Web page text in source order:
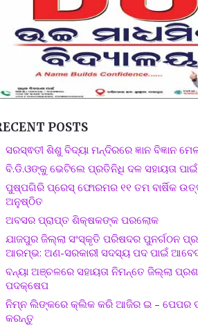
POSTS
ସରସ୍ଵତୀ ଶିଶୁ ବିଦ୍ୟା ମନ୍ଦିରରେ ଜ୍ଞାନ ବିଜ୍ଞାନ
ବି.ଡି.ଓଙ୍କୁ ଭେଟିଲେ ପ୍ରତିନିଧି ଦଳ ସହାୟତା ପାଇଁ
ପୁଷ୍ପଗିରି ପ୍ରେସ୍ ଫୋରମର ୧୧ ତମ ବାର୍ଷିକ
ଅନୁଷ୍ଠିତ
ଅବସର ପ୍ରାପ୍ତ ଶିକ୍ଷକଙ୍କ ପରଲୋକ
ଯାଜପୁର ଜିଲ୍ଲା ସଂସ୍କୃତି ପରିଷଦର ପୁନର୍ଗଠନ
ଆରମ୍ଭ: ଅଣ-ସରକାରୀ ସଦସ୍ୟ ପଦ ପାଇଁ
ବନ୍ୟା ଅଞ୍ଚଳରେ ସହାୟତା ନିମନ୍ତେ ଜିଲ୍ଲା
ପଦକ୍ଷେପ
ନିମ୍ନ ଲିଙ୍କରେ କ୍ଲିକ କରି ଆଜିର ଇ – ପେପର
କରନ୍ତୁ